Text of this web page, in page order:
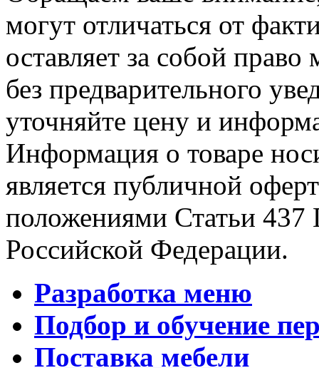
могут отличаться от
оставляет за собой право
без предварительного
уточняйте цену и
Информация о товаре
является публичной
положениями Статьи 437
Российской Федерации.
Разработка меню
Подбор и обучение
Поставка мебели